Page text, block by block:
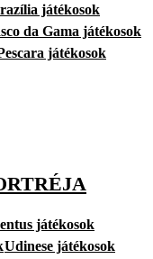
játékosok
da Gama játékosok
játékosok
játékosok
Udinese játékosok